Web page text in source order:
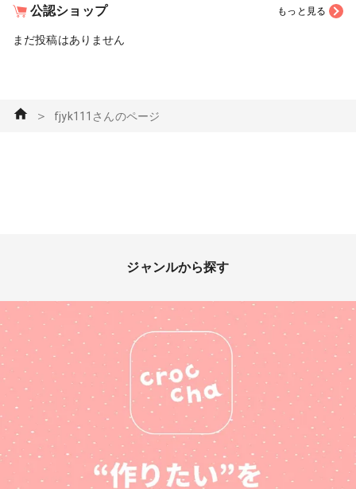
公認ショップ もっと見る
まだ投稿はありません
＞ fjyk111さんのページ
ジャンルから探す